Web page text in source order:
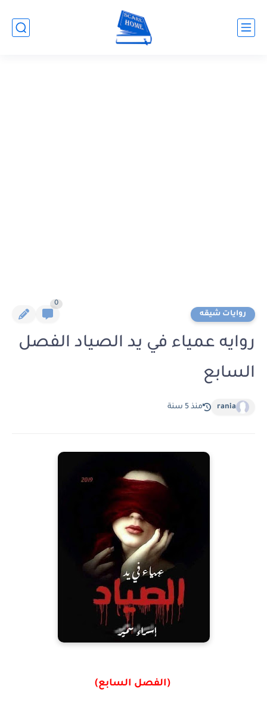
روايات شيقه
0
روايه عمياء في يد الصياد الفصل
السابع
rania منذ 5 سنة
(الفصل السابع)